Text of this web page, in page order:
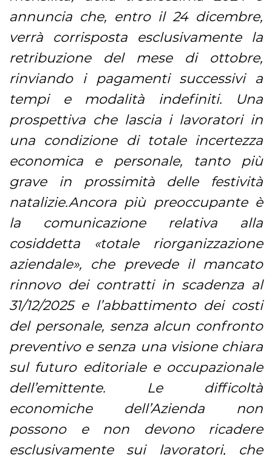
annuncia che, entro il 24 dicembre,
verrà corrisposta esclusivamente la
retribuzione del mese di ottobre,
rinviando i pagamenti successivi a
tempi e modalità indefiniti. Una
prospettiva che lascia i lavoratori in
una condizione di totale incertezza
economica e personale, tanto più
grave in prossimità delle festività
natalizie.Ancora più preoccupante è
la comunicazione relativa alla
cosiddetta «totale riorganizzazione
aziendale», che prevede il mancato
rinnovo dei contratti in scadenza al
31/12/2025 e l’abbattimento dei costi
del personale, senza alcun confronto
preventivo e senza una visione chiara
sul futuro editoriale e occupazionale
dell’emittente. Le difficoltà
economiche dell’Azienda non
possono e non devono ricadere
esclusivamente sui lavoratori, che